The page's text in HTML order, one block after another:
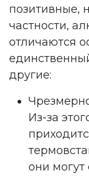
позитивные,
частности,
отличаются
другие:
Из-за
они могут